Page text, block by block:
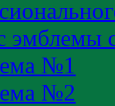
эмблемы
№1
№2